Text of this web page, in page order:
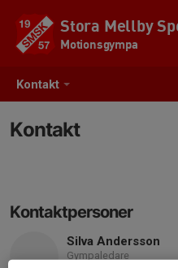
Kontakt
Stora Mellby
Motionsgympa
Kontakt
Kontaktpersoner
Silva Andersson
Gympaledare